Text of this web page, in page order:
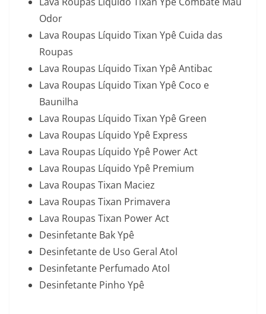
Odor
Lava Roupas Líquido Tixan Ypê Cuida das
Roupas
Lava Roupas Líquido Tixan Ypê Antibac
Lava Roupas Líquido Tixan Ypê Coco e
Baunilha
Lava Roupas Líquido Tixan Ypê Green
Lava Roupas Líquido Ypê Express
Lava Roupas Líquido Ypê Power Act
Lava Roupas Líquido Ypê Premium
Lava Roupas Tixan Maciez
Lava Roupas Tixan Primavera
Lava Roupas Tixan Power Act
Desinfetante Bak Ypê
Desinfetante de Uso Geral Atol
Desinfetante Perfumado Atol
Desinfetante Pinho Ypê